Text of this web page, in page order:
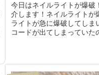
今日はネイルライトが爆破
介します！ネイルライトが
ライトが急に爆破してしま
コードが出てしまっていた